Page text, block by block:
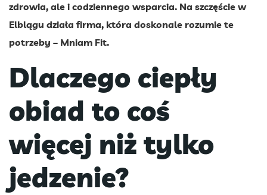
zdrowia, ale i codziennego wsparcia. Na szczęście w
Elblągu działa firma, która doskonale rozumie te
potrzeby – Mniam Fit.
Dlaczego ciepły
obiad to coś
więcej niż tylko
jedzenie?